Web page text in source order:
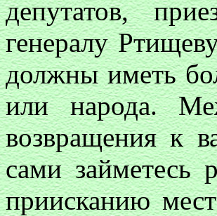
депутатов,
генералу
должны иметь
или народа.
возвращения к
сами займетесь
приисканию